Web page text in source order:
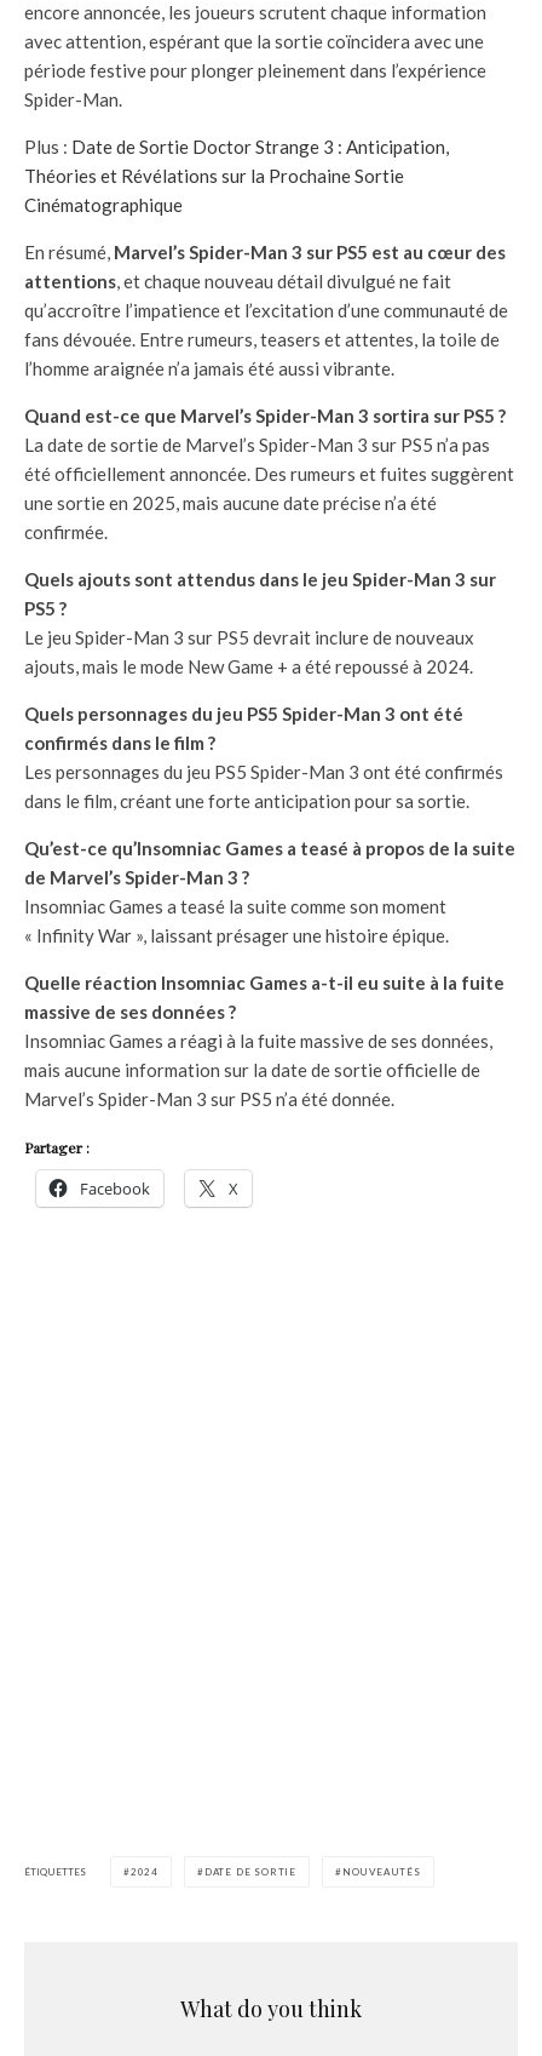
encore annoncée, les joueurs scrutent chaque information
avec attention, espérant que la sortie coïncidera avec une
période festive pour plonger pleinement dans l’expérience
Spider-Man.
Plus : Date de Sortie Doctor Strange 3 : Anticipation,
Théories et Révélations sur la Prochaine Sortie
Cinématographique
En résumé, Marvel’s Spider-Man 3 sur PS5 est au cœur des
attentions, et chaque nouveau détail divulgué ne fait
qu’accroître l’impatience et l’excitation d’une communauté de
fans dévouée. Entre rumeurs, teasers et attentes, la toile de
l’homme araignée n’a jamais été aussi vibrante.
Quand est-ce que Marvel’s Spider-Man 3 sortira sur PS5 ?
La date de sortie de Marvel’s Spider-Man 3 sur PS5 n’a pas
été officiellement annoncée. Des rumeurs et fuites suggèrent
une sortie en 2025, mais aucune date précise n’a été
confirmée.
Quels ajouts sont attendus dans le jeu Spider-Man 3 sur
PS5 ?
Le jeu Spider-Man 3 sur PS5 devrait inclure de nouveaux
ajouts, mais le mode New Game + a été repoussé à 2024.
Quels personnages du jeu PS5 Spider-Man 3 ont été
confirmés dans le film ?
Les personnages du jeu PS5 Spider-Man 3 ont été confirmés
dans le film, créant une forte anticipation pour sa sortie.
Qu’est-ce qu’Insomniac Games a teasé à propos de la suite
de Marvel’s Spider-Man 3 ?
Insomniac Games a teasé la suite comme son moment
« Infinity War », laissant présager une histoire épique.
Quelle réaction Insomniac Games a-t-il eu suite à la fuite
massive de ses données ?
Insomniac Games a réagi à la fuite massive de ses données,
mais aucune information sur la date de sortie officielle de
Marvel’s Spider-Man 3 sur PS5 n’a été donnée.
Partager :
Facebook X
ÉTIQUETTES 2024 DATE DE SORTIE NOUVEAUTÉS
What do you think